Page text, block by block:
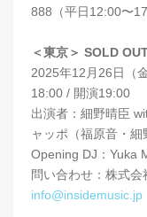
888（平日12:00〜
＜東京＞ SOLD
2025年12⽉26⽇（
18:00 / 開演19:00
出演者：細野晴⾂
ャッポ（福原⾳・
Opening DJ：Yuka
問い合わせ：株式会
info@insidemusic.jp